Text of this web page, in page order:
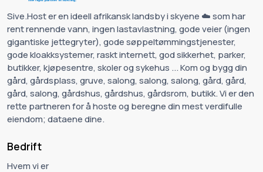
Sive.Host er en ideell afrikansk landsby i skyene ☁️ som har
rent rennende vann, ingen lastavlastning, gode veier (ingen
gigantiske jettegryter), gode søppeltømmingstjenester,
gode kloakksystemer, raskt internett, god sikkerhet, parker,
butikker, kjøpesentre, skoler og sykehus ... Kom og bygg din
gård, gårdsplass, gruve, salong, salong, salong, gård, gård,
gård, salong, gårdshus, gårdshus, gårdsrom, butikk. Vi er den
rette partneren for å hoste og beregne din mest verdifulle
eiendom; dataene dine.
Bedrift
Hvem vi er